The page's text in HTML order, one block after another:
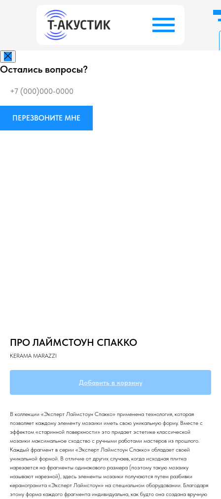
Остались вопросы?
ПЕРЕЗВОНИТЕ МНЕ
ПРО ЛАЙМСТОУН СПАККО
KERAMA MARAZZI
Добавить в корзину
В коллекции «Эксперт Лаймстоун Спакко» применена технология, которая
позволяет каждому элементу мозаики иметь свою уникальную форму. Вместе с
эффектом «старинной поверхности» это придает эстетике классической
мозаики максимальное сходство с ручными работами мастеров из прошлого.
Каждый фрагмент в серии «Эксперт Лаймстоун Спакко» обладает своей
уникальной формой. В отличие от других случаев, когда исходная плитка
нарезается на фрагменты одинакового размера (поэтому такую мозаику
называют нарезной), здесь элементы мозаики получаются путем разбивки
керамогранита «Эксперт Лаймстоун» на специальном оборудовании. Благодаря
этому форма каждого фрагмента индивидуальна, как будто она создана вручную